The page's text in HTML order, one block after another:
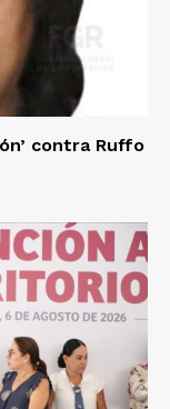
contra Ruffo